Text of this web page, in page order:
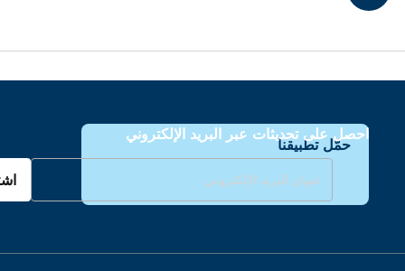
حمّل تطبيقنا
احصل على تحديثات عبر البريد الإلكتروني